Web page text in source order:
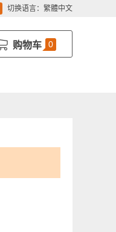
切换语言： 繁體中文
购物车 0